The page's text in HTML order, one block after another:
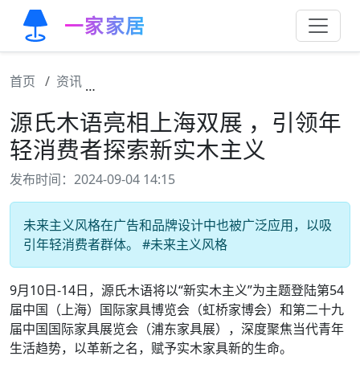
一家家居
首页 资讯
源氏木语亮相上海双展 ，引领年
轻消费者探索新实木主义
发布时间：2024-09-04 14:15
未来主义风格在广告和品牌设计中也被广泛应用，以吸
引年轻消费者群体。 #未来主义风格
9月10日-14日，源氏木语将以“新实木主义”为主题登陆第54
届中国（上海）国际家具博览会（虹桥家博会）和第二十九
届中国国际家具展览会（浦东家具展），深度聚焦当代青年
生活趋势，以革新之名，赋予实木家具新的生命。